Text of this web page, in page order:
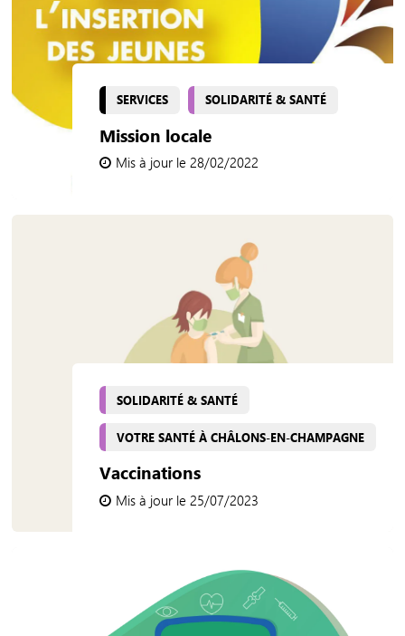
SERVICES SOLIDARITÉ & SANTÉ
Mission locale
Mis à jour le 28/02/2022
SOLIDARITÉ & SANTÉ
VOTRE SANTÉ À CHÂLONS-EN-CHAMPAGNE
Vaccinations
Mis à jour le 25/07/2023